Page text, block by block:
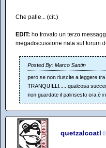
Che palle... (cit.)
EDIT: ho trovato un terzo
megadiscussione nata sul forum
Posted By: Marco Santin
però se non riuscite a leggere tra
TRANQUILLI......qualcosa
non guardate il palinsesto ora,è
quetzalcoatl